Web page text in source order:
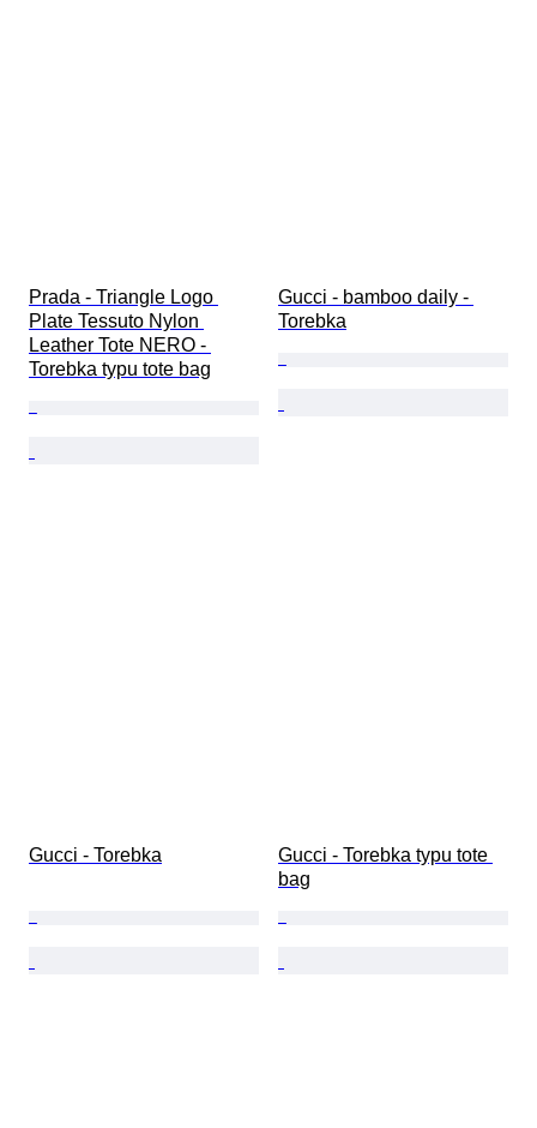
Prada - Triangle Logo
Plate Tessuto Nylon
Leather Tote NERO -
Torebka typu tote bag
Gucci - bamboo daily -
Torebka
Gucci - Torebka
Gucci - Torebka typu tote
bag